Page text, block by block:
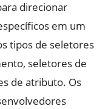
direcionar
em um
tipos de seletores
seletores de
de atributo. Os